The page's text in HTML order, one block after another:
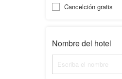
Cancelción gratis
Nombre del hotel